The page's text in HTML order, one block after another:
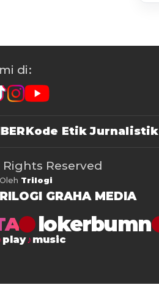
di:
Kode Etik Jurnalistik
Reserved
Trilogi
GRAHA MEDIA
lokerbumn
play music